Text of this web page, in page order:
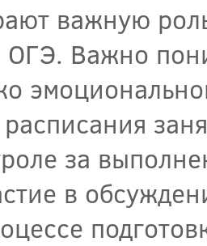
важную
ОГЭ. Важно
за
в